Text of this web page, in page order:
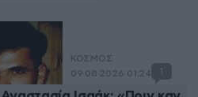
ΚΟΣΜΟΣ
09·08·2026 01:24
1